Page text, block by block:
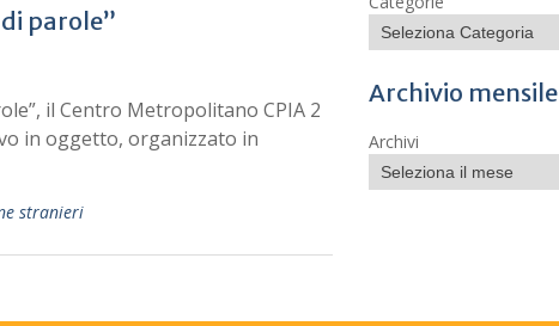
parole”
il Centro Metropolitano CPIA 2
in oggetto, organizzato in
stranieri
Archivio mensile
Archivi